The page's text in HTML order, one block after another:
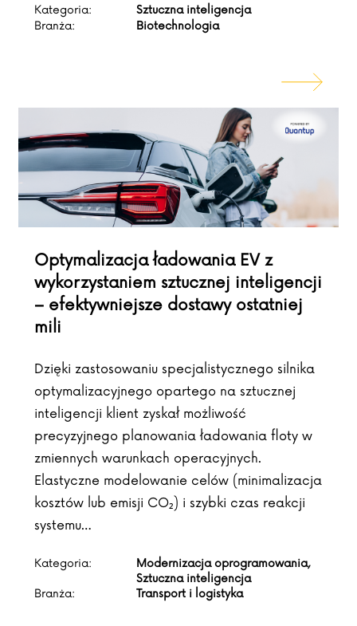
Kategoria:
Sztuczna inteligencja
Branża:
Biotechnologia
Optymalizacja ładowania EV z
wykorzystaniem sztucznej inteligencji
– efektywniejsze dostawy ostatniej
mili
Dzięki zastosowaniu specjalistycznego silnika
optymalizacyjnego opartego na sztucznej
inteligencji klient zyskał możliwość
precyzyjnego planowania ładowania floty w
zmiennych warunkach operacyjnych.
Elastyczne modelowanie celów (minimalizacja
kosztów lub emisji CO₂) i szybki czas reakcji
systemu…
Kategoria:
Modernizacja oprogramowania,
Sztuczna inteligencja
Branża:
Transport i logistyka